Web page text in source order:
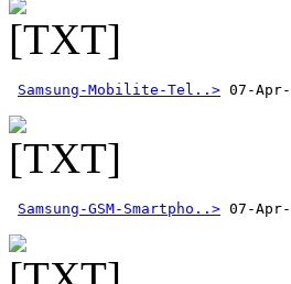
Samsung-Mobilite-Tel..>
Samsung-GSM-Smartpho..>